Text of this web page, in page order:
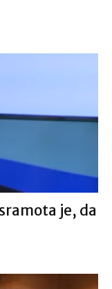
je, da